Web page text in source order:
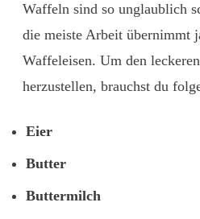
Waffeln sind so unglaublich
die meiste Arbeit übernimmt
Waffeleisen. Um den
herzustellen, brauchst du
Eier
Butter
Buttermilch